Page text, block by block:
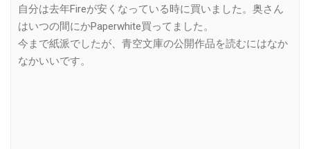
自分は去年Fireが安くなっている時に買いました。奥さん
はいつの間にかPaperwhite買ってました。
今まで紙派でしたが、青空文庫の公開作品を読むにはなか
なかいいです。